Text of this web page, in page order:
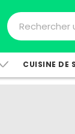
CUISINE DE